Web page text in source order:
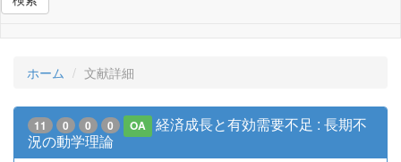
ホーム 文献詳細
11 0 0 0 OA
経済成長と有効需要不足 : 長期不
況の動学理論